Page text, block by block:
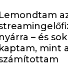
Lemondtam
nyárra – és
kaptam, mint